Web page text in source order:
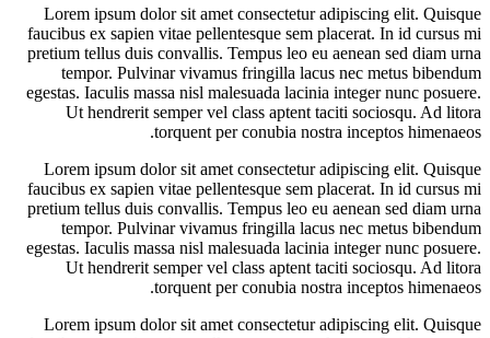
Lorem ipsum dolor sit amet consectetur adipiscing elit. Quisque
faucibus ex sapien vitae pellentesque sem placerat. In id cursus mi
pretium tellus duis convallis. Tempus leo eu aenean sed diam urna
tempor. Pulvinar vivamus fringilla lacus nec metus bibendum
egestas. Iaculis massa nisl malesuada lacinia integer nunc posuere.
Ut hendrerit semper vel class aptent taciti sociosqu. Ad litora
torquent per conubia nostra inceptos himenaeos.
Lorem ipsum dolor sit amet consectetur adipiscing elit. Quisque
faucibus ex sapien vitae pellentesque sem placerat. In id cursus mi
pretium tellus duis convallis. Tempus leo eu aenean sed diam urna
tempor. Pulvinar vivamus fringilla lacus nec metus bibendum
egestas. Iaculis massa nisl malesuada lacinia integer nunc posuere.
Ut hendrerit semper vel class aptent taciti sociosqu. Ad litora
torquent per conubia nostra inceptos himenaeos.
Lorem ipsum dolor sit amet consectetur adipiscing elit. Quisque